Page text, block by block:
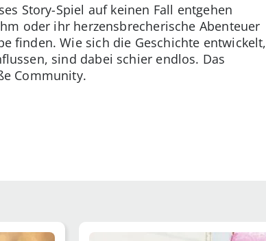
Story-Spiel auf keinen Fall entgehen
oder ihr herzensbrecherische Abenteuer
finden. Wie sich die Geschichte entwickelt,
sind dabei schier endlos. Das
Community.